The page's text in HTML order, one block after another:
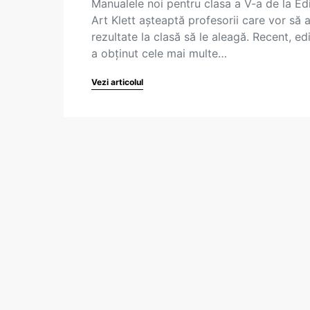
Manualele noi pentru clasa a V-a de la
Art Klett așteaptă profesorii care vor să
rezultate la clasă să le aleagă. Recent,
a obținut cele mai multe…
Vezi articolul